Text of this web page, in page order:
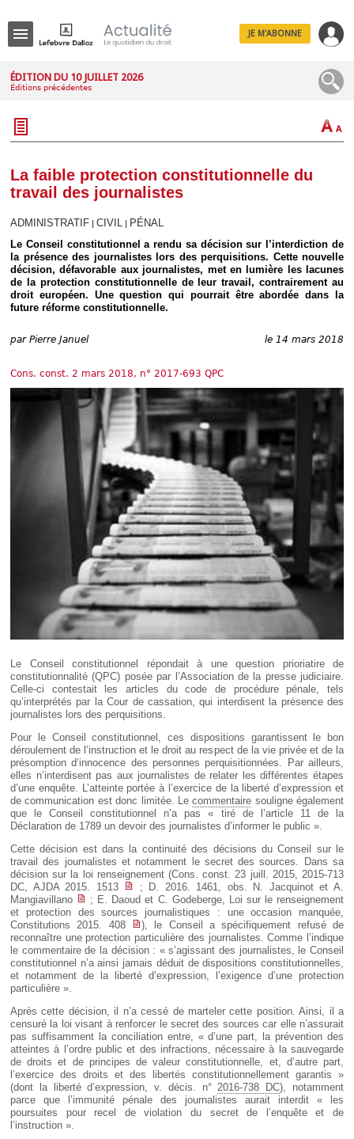
IT
JE M'ABONNE
ÉDITION DU 10 JUILLET 2026
Éditions précédentes
La faible protection constitutionnelle du
travail des journalistes
ADMINISTRATIF CIVIL
PÉNAL
Le Conseil constitutionnel a rendu sa décision sur l’interdiction de
la présence des journalistes lors des perquisitions. Cette nouvelle
décision, défavorable aux journalistes, met en lumière les lacunes
de la protection constitutionnelle de leur travail, contrairement au
droit européen. Une question qui pourrait être abordée dans la
future réforme constitutionnelle.
par Pierre Januel le 14 mars 2018
Cons. const. 2 mars 2018, n° 2017-693 QPC
Le Conseil constitutionnel répondait à une question prioriatire de
constitutionnalité (QPC) posée par l’Association de la presse judiciaire.
Celle-ci contestait les articles du code de procédure pénale, tels
qu’interprétés par la Cour de cassation, qui interdisent la présence des
journalistes lors des perquisitions.
Pour le Conseil constitutionnel, ces dispositions garantissent le bon
déroulement de l’instruction et le droit au respect de la vie privée et de la
présomption d’innocence des personnes perquisitionnées. Par ailleurs,
elles n’interdisent pas aux journalistes de relater les différentes étapes
d’une enquête. L’atteinte portée à l’exercice de la liberté d’expression et
de communication est donc limitée. Lecommentaire souligne également
que le Conseil constitutionnel n’a pas « tiré de l’article 11 de la
Déclaration de 1789 un devoir des journalistes d’informer le public ».
Cette décision est dans la continuité des décisions du Conseil sur le
travail des journalistes et notamment le secret des sources. Dans sa
décision sur la loi renseignement (Cons. const. 23 juill. 2015, 2015-713
DC, AJDA 2015. 1513
; D. 2016. 1461, obs. N. Jacquinot et A.
Mangiavillano
; E. Daoud et C. Godeberge, Loi sur le renseignement
et protection des sources journalistiques : une occasion manquée,
Constitutions 2015. 408
), le Conseil a spécifiquement refusé de
reconnaître une protection particulière des journalistes. Comme l’indique
le commentaire de la décision : « s’agissant des journalistes, le Conseil
constitutionnel n’a ainsi jamais déduit de dispositions constitutionnelles,
et notamment de la liberté d’expression, l’exigence d’une protection
particulière ».
Après cette décision, il n’a cessé de marteler cette position. Ainsi, il a
censuré la loi visant à renforcer le secret des sources car elle n’assurait
pas suffisamment la conciliation entre, « d’une part, la prévention des
atteintes à l’ordre public et des infractions, nécessaire à la sauvegarde
de droits et de principes de valeur constitutionnelle, et, d’autre part,
l’exercice des droits et des libertés constitutionnellement garantis »
(dont la liberté d’expression, v. décis. n°2016-738 DC), notamment
parce que l’immunité pénale des journalistes aurait interdit « les
poursuites pour recel de violation du secret de l’enquête et de
l’instruction ».